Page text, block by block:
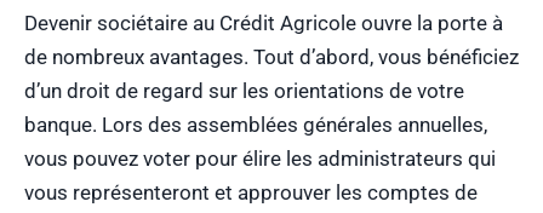
Devenir sociétaire au Crédit Agricole ouvre la porte à
de nombreux avantages. Tout d’abord, vous bénéficiez
d’un droit de regard sur les orientations de votre
banque. Lors des assemblées générales annuelles,
vous pouvez voter pour élire les administrateurs qui
vous représenteront et approuver les comptes de